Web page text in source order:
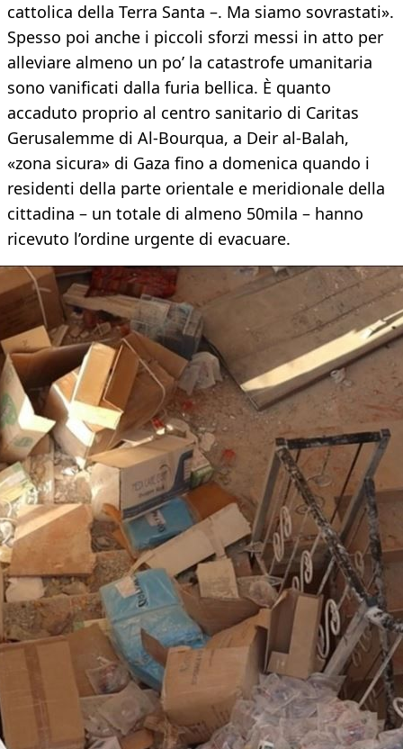
cattolica della Terra Santa –. Ma siamo sovrastati».
Spesso poi anche i piccoli sforzi messi in atto per
alleviare almeno un po’ la catastrofe umanitaria
sono vanificati dalla furia bellica. È quanto
accaduto proprio al centro sanitario di Caritas
Gerusalemme di Al-Bourqua, a Deir al-Balah,
«zona sicura» di Gaza fino a domenica quando i
residenti della parte orientale e meridionale della
cittadina – un totale di almeno 50mila – hanno
ricevuto l’ordine urgente di evacuare.